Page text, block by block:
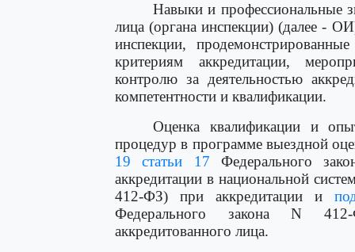
Навыки и профессиональные
лица (органа инспекции) (далее -
инспекции,
критериям аккредитации,
контролю за деятельностью
компетентности и квалификации.
Оценка квалификации и
процедур в программе выездной
19 статьи 17 Федерального
аккредитации в национальной
412-ФЗ) при аккредитации и
Федерального закона N 412-
аккредитованного лица.